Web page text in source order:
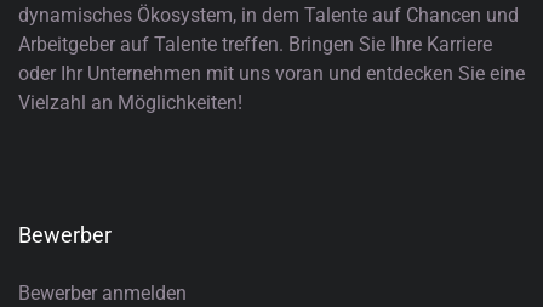
dynamisches Ökosystem, in dem Talente auf Chancen und
Arbeitgeber auf Talente treffen. Bringen Sie Ihre Karriere
oder Ihr Unternehmen mit uns voran und entdecken Sie eine
Vielzahl an Möglichkeiten!
Bewerber
Bewerber anmelden